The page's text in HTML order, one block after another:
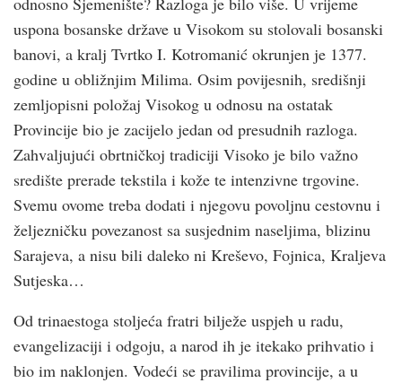
uspona bosanske države u Visokom su stolovali bosanski
banovi, a kralj Tvrtko I. Kotromanić okrunjen je 1377.
godine u obližnjim Milima. Osim povijesnih, središnji
zemljopisni položaj Visokog u odnosu na ostatak
Provincije bio je zacijelo jedan od presudnih razloga.
Zahvaljujući obrtničkoj tradiciji Visoko je bilo važno
središte prerade tekstila i kože te intenzivne trgovine.
Svemu ovome treba dodati i njegovu povoljnu cestovnu i
željezničku povezanost sa susjednim naseljima, blizinu
Sarajeva, a nisu bili daleko ni Kreševo, Fojnica, Kraljeva
Sutjeska…
Od trinaestoga stoljeća fratri bilježe uspjeh u radu,
evangelizaciji i odgoju, a narod ih je itekako prihvatio i
bio im naklonjen. Vodeći se pravilima provincije, a u